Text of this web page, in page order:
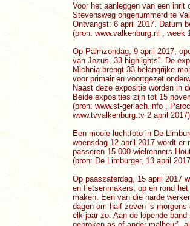
Voor het aanleggen van een
Stevensweg ongenummerd te
Ontvangst: 6 april 2017. Datum
(bron: www.valkenburg.nl , week
Op Palmzondag, 9 april 2017,
van Jezus, 33 highlights”. De
Michnia brengt 33 belangrijke
voor primair en voortgezet
Naast deze expositie worden in
Beide exposities zijn tot 15
(bron: www.st-gerlach.info ,
www.tvvalkenburg.tv 2 april 2017)
Een mooie luchtfoto in De
woensdag 12 april 2017 wordt
passeren 15.000 wielrenners
(bron: De Limburger, 13 april
Op paaszaterdag, 15 april 2017
en fietsenmakers, op en rond
maken. Een van die harde
dagen om half zeven ’s
elk jaar zo. Aan de lopende